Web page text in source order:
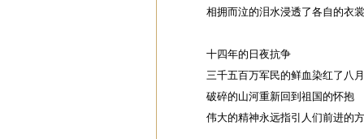
相拥而泣的泪水浸透了各自的衣裳
十四年的日夜抗争
三千五百万军民的鲜血染红了八
破碎的山河重新回到祖国的怀抱
伟大的精神永远指引人们前进的